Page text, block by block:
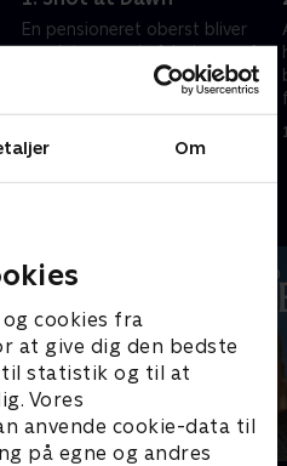
Om
cookies fra
at give dig den bedste
til statistik og til at
Vores
anvende cookie-data til
på egne og andres
En pensioneret oberst bliver
myrdet, og ved afsløringen af
et krigsmindesmærke i
Midsomer Parva opdager
Barnaby en familiefejde, der
går langt tilbage.